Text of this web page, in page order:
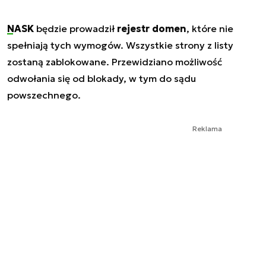
NASK będzie prowadził rejestr domen, które nie
spełniają tych wymogów. Wszystkie strony z listy
zostaną zablokowane. Przewidziano możliwość
odwołania się od blokady, w tym do sądu
powszechnego.
Reklama